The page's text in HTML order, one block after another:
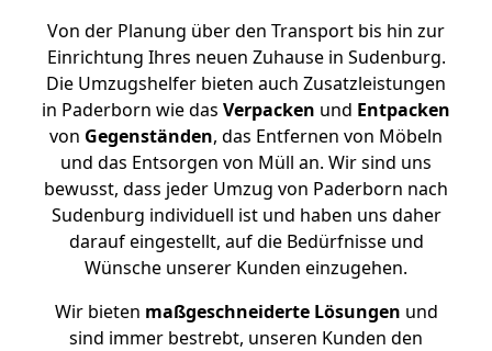
Von der Planung über den Transport bis hin zur
Einrichtung Ihres neuen Zuhause in Sudenburg.
Die Umzugshelfer bieten auch Zusatzleistungen
in Paderborn wie das Verpacken und Entpacken
von Gegenständen, das Entfernen von Möbeln
und das Entsorgen von Müll an. Wir sind uns
bewusst, dass jeder Umzug von Paderborn nach
Sudenburg individuell ist und haben uns daher
darauf eingestellt, auf die Bedürfnisse und
Wünsche unserer Kunden einzugehen.
Wir bieten maßgeschneiderte Lösungen und
sind immer bestrebt, unseren Kunden den